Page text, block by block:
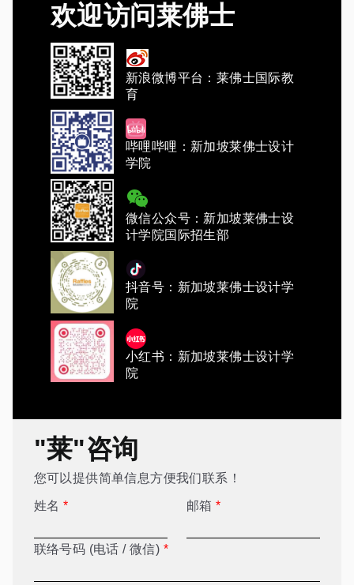
欢迎访问莱佛士
新浪微博平台：莱佛士国际教
育
哔哩哔哩：新加坡莱佛士设计
学院
微信公众号：新加坡莱佛士设
计学院国际招生部
抖音号：新加坡莱佛士设计学
院
小红书：新加坡莱佛士设计学
院
"莱"咨询
您可以提供简单信息方便我们联系！
姓名 * 邮箱*
联络号码 (电话 / 微信) *